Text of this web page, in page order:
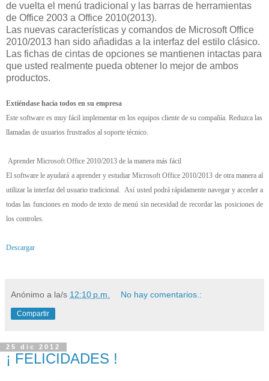
de vuelta el menú tradicional y las barras de herramientas
de Office 2003 a Office 2010(2013).
Las nuevas características y comandos de Microsoft Office
2010/2013 han sido añadidas a la interfaz del estilo clásico.
Las fichas de cintas de opciones se mantienen intactas para
que usted realmente pueda obtener lo mejor de ambos
productos.
Extiéndase hacia todos en su empresa
Este software es muy fácil implementar en los equipos cliente de su compañía. Reduzca las
llamadas de usuarios frustrados al soporte técnico.
Aprender Microsoft Office 2010/2013 de la manera más fácil
El software le ayudará a aprender y estudiar Microsoft Office 2010/2013 de otra manera al
utilizar la interfaz del usuario tradicional. Así usted podrá rápidamente navegar y acceder a
todas las funciones en modo de texto de menú sin necesidad de recordar las posiciones de
los controles.
Descargar
Anónimo a la/s 12:10 p.m. No hay comentarios.:
Compartir
25 dic 2012
¡ FELICIDADES !